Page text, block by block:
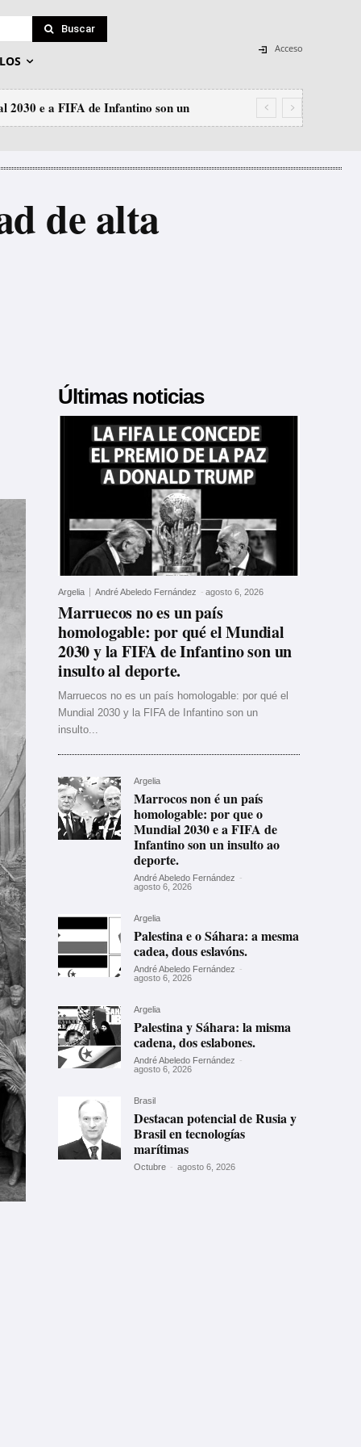
Buscar
Acceso
e a FIFA de Infantino son un
de alta
Últimas noticias
Argelia André Abeledo Fernández - agosto 6, 2026
Marruecos no es un país
homologable: por qué el Mundial
2030 y la FIFA de Infantino son un
insulto al deporte.
Marruecos no es un país homologable: por qué el
Mundial 2030 y la FIFA de Infantino son un
insulto...
Argelia
Marrocos non é un país
homologable: por que o
Mundial 2030 e a FIFA de
Infantino son un insulto ao
deporte.
André Abeledo Fernández -
agosto 6, 2026
Argelia
Palestina e o Sáhara: a mesma
cadea, dous eslavóns.
André Abeledo Fernández -
agosto 6, 2026
Argelia
Palestina y Sáhara: la misma
cadena, dos eslabones.
André Abeledo Fernández -
agosto 6, 2026
Brasil
Destacan potencial de Rusia y
Brasil en tecnologías
marítimas
Octubre - agosto 6, 2026